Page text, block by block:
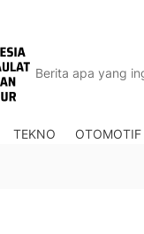
TEKNO OTOMOTIF